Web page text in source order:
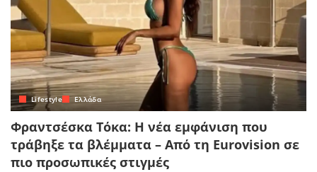
Lifestyle Ελλάδα
Φραντσέσκα Τόκα: Η νέα εμφάνιση που
τράβηξε τα βλέμματα – Από τη Eurovision σε
πιο προσωπικές στιγμές